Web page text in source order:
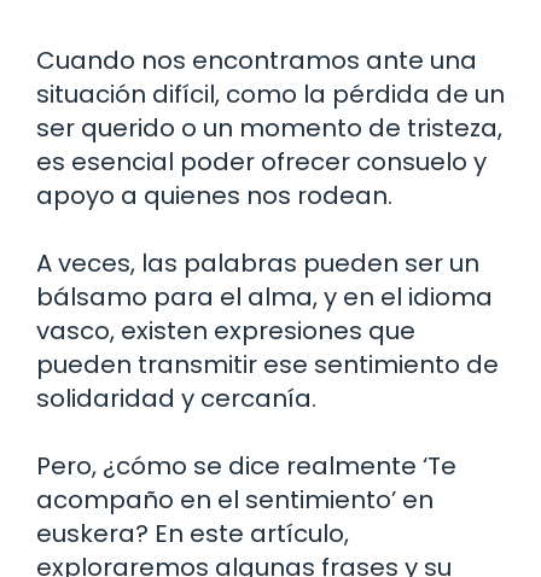
Cuando nos encontramos ante una
situación difícil, como la pérdida de un
ser querido o un momento de tristeza,
es esencial poder ofrecer consuelo y
apoyo a quienes nos rodean.
A veces, las palabras pueden ser un
bálsamo para el alma, y en el idioma
vasco, existen expresiones que
pueden transmitir ese sentimiento de
solidaridad y cercanía.
Pero, ¿cómo se dice realmente ‘Te
acompaño en el sentimiento’ en
euskera? En este artículo,
exploraremos algunas frases y su